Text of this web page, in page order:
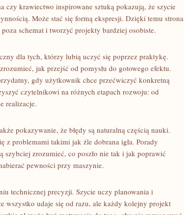
czy krawiectwo inspirowane sztuką pokazują, że szycie
Może stać się formą ekspresji. Dzięki temu strona
schemat i tworzyć projekty bardziej osobiste.
dla tych, którzy lubią uczyć się poprzez praktykę.
jak przejść od pomysłu do gotowego efektu.
gdy użytkownik chce przećwiczyć konkretną
czytelnikowi na różnych etapach rozwoju: od
realizacje.
pokazywanie, że błędy są naturalną częścią nauki.
z problemami takimi jak źle dobrana igła. Porady
szybciej zrozumieć, co poszło nie tak i jak poprawić
pewności przy maszynie.
technicznej precyzji. Szycie uczy planowania i
wszystko udaje się od razu, ale każdy kolejny projekt